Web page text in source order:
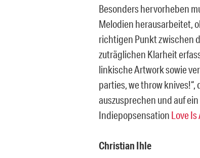
Besonders hervorheben
Melodien herausarbeitet,
richtigen Punkt zwischen
zuträglichen Klarheit
linkische Artwork sowie
parties, we throw
auszusprechen und auf
Indiepopsensation Love Is
Christian Ihle